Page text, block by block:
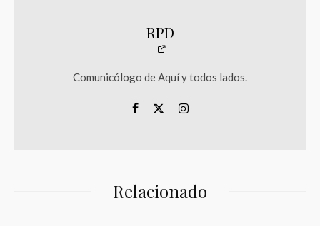
RPD
Comunicólogo de Aquí y todos lados.
Relacionado